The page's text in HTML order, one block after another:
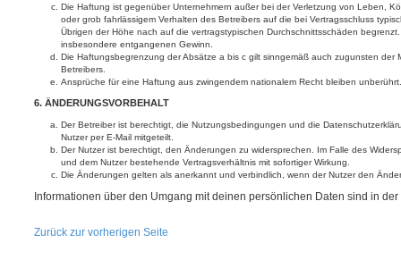
Die Haftung ist gegenüber Unternehmern außer bei der Verletzung von Leben,
oder grob fahrlässigem Verhalten des Betreibers auf die bei Vertragsschluss
Übrigen der Höhe nach auf die vertragstypischen Durchschnittsschäden
insbesondere entgangenen Gewinn.
Die Haftungsbegrenzung der Absätze a bis c gilt sinngemäß auch zugunsten der
Betreibers.
Ansprüche für eine Haftung aus zwingendem nationalem Recht bleiben unberührt.
6. ÄNDERUNGSVORBEHALT
Der Betreiber ist berechtigt, die Nutzungsbedingungen und die
Nutzer per E-Mail mitgeteilt.
Der Nutzer ist berechtigt, den Änderungen zu widersprechen. Im Falle des
und dem Nutzer bestehende Vertragsverhältnis mit sofortiger Wirkung.
Die Änderungen gelten als anerkannt und verbindlich, wenn der Nutzer den
Informationen über den Umgang mit deinen persönlichen Daten sind in
Zurück zur vorherigen Seite